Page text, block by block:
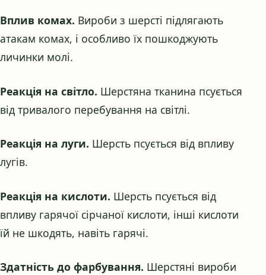
Вплив комах. Вироби з шерсті підлягають
атакам комах, і особливо їх пошкоджують
личинки молі.
Реакція на світло. Шерстяна тканина псується
від тривалого перебування на світлі.
Реакція на луги. Шерсть псується від впливу
лугів.
Реакція на кислоти. Шерсть псується від
впливу гарячої сірчаної кислоти, інші кислоти
їй не шкодять, навіть гарячі.
Здатність до фарбування. Шерстяні вироби